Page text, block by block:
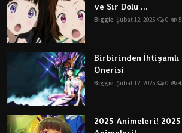
ve Sır Dolu ...
Biggie Şubat 12, 2025 0
Birbirinden İhtişamlı
Önerisi
Biggie Şubat 12, 2025 0
2025 Animeleri! 2025